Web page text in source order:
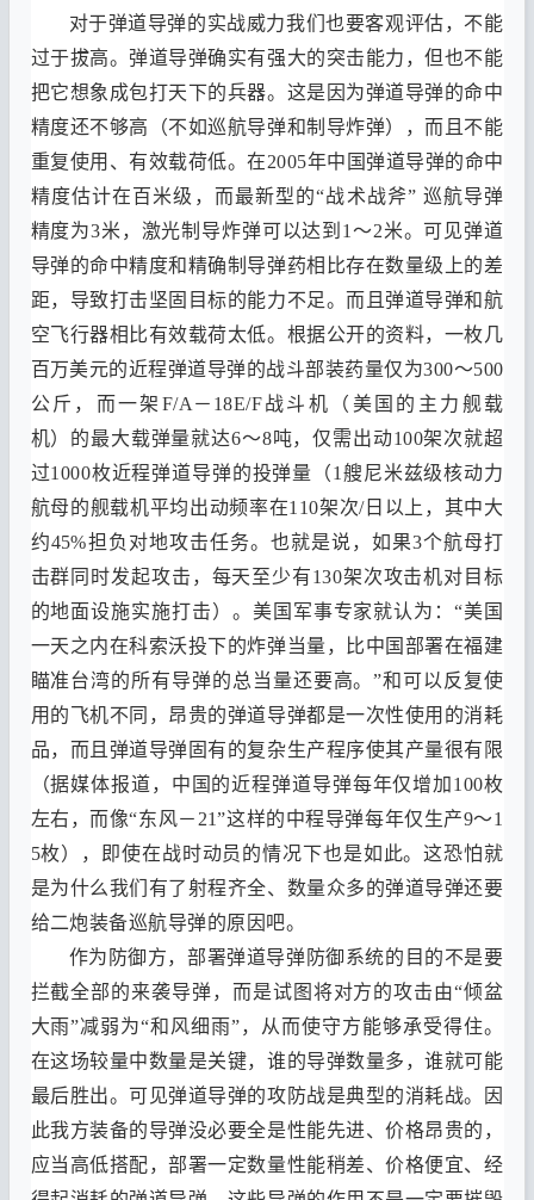
对于弹道导弹的实战威力我们也要客观评估， 不能
过于拔高。 弹道导弹确实有强大的突击能力 ，但也不能
把它想象成包打天下的兵器。 这是因为弹道导弹的命中
精度还不够高
（不如巡航导弹和制导炸弹）， 而且不能
重复使用 、有效载荷低。在2005年中国弹道导弹的命中
精度估计在百米级 ， 而最新型的“战术战斧” 巡航导弹
精度为3米， 激光制导炸弹可以达到 1～2米。 可见弹道
导弹的命中精度和精确制导弹药相比存在数量级上的差
距， 导致打击坚固目标的能力不足。 而且弹道导弹和航
空飞行器相比有效载荷太低。 根据公开的资料， 一枚几
百万美元的近程弹道导弹的战斗部装药量仅为300～500
公斤 ， 而一架 F/A－ 18E/F战斗机 （ 美国的主力舰载
机） 的最大载弹量就达6～8吨，仅需出动100架次就超
过1000枚近程弹道导弹的投弹量 （1艘尼米兹级核动力
航母的舰载机平均出动频率在110架次/日以上 ， 其中大
约45%担负对地攻击任务。 也就是说， 如果3个航母打
击群同时发起攻击 ， 每天至少有130架次攻击机对目标
的地面设施实施打击 ）。 美国军事专家就认为 ：“美国
一天之内在科索沃投下的炸弹当量 ，
比中国部署在福建
瞄准台湾的所有导弹的总当量还要高。”和可以反复使
用的飞机不同 ， 昂贵的弹道导弹都是一次性使用的消耗
品， 而且弹道导弹固有的复杂生产程序使其产量很有限
（据媒体报道 ， 中国的近程弹道导弹每年仅增加 100枚
左右 ， 而像“东风－21”这样的中程导弹每年仅生产9～1
5枚）， 即使在战时动员的情况下也是如此。这恐怕就
是为什么我们有了射程齐全、 数量众多的弹道导弹还要
给二炮装备巡航导弹的原因吧。
作为防御方，部署弹道导弹防御系统的目的不是要
拦截全部的来袭导弹， 而是试图将对方的攻击由“倾盆
大雨”减弱为“和风细雨”， 从而使守方能够承受得住。
在这场较量中数量是关键，谁的导弹数量多 ，谁就可能
最后胜出。 可见弹道导弹的攻防战是典型的消耗战。
因
此我方装备的导弹没必要全是性能先进、价格昂贵的 ，
应当高低搭配，部署一定数量性能稍差、价格便宜、 经